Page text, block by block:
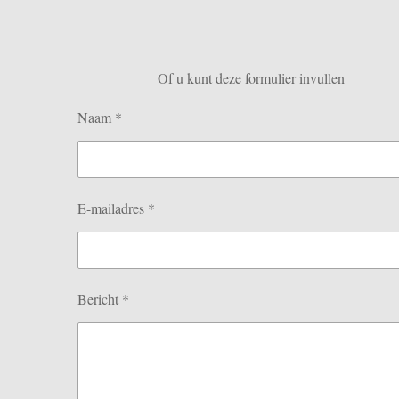
Of u kunt deze formulier invullen
Naam *
E-mailadres *
Bericht *